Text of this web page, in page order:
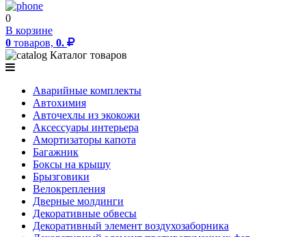
0
В корзине
0 товаров, 0.
Каталог товаров
Аварийные комплекты
Автохимия
Авточехлы из экокожи
Аксессуары интерьера
Амортизаторы капота
Багажник
Боксы на крышу
Брызговики
Велокрепления
Дверные молдинги
Декоративные обвесы
Декоративный элемент воздухозаборника